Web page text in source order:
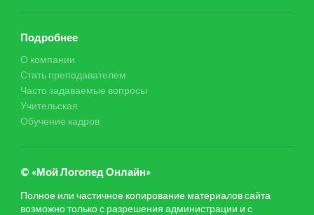
Подробнее
О компании
Стать преподавателем
Часто задаваемые вопросы
Учительская
Обучение кадров
© «Мой Логопед Онлайн»
Полное или частичное копирование материалов сайта
возможно только с разрешения администрации и с